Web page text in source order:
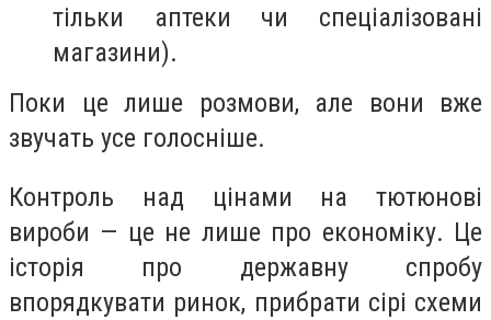
тільки аптеки чи спеціалізовані
магазини).
Поки це лише розмови, але вони вже
звучать усе голосніше.
Контроль над цінами на тютюнові
вироби — це не лише про економіку. Це
історія про державну спробу
впорядкувати ринок, прибрати сірі схеми